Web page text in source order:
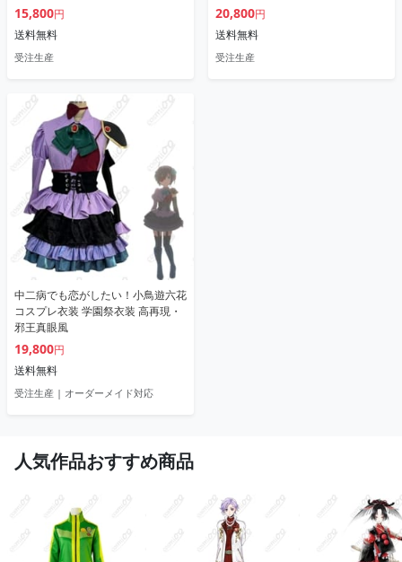
15,800円
送料無料
受注生産
20,800円
送料無料
受注生産
中二病でも恋がしたい！小鳥遊六花
コスプレ衣装 学園祭衣装 高再現・
邪王真眼風
19,800円
送料無料
受注生産 | オーダーメイド対応
人気作品おすすめ商品